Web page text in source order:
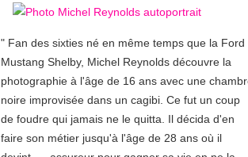
" Fan des sixties né en même temps que la Ford
Mustang Shelby, Michel Reynolds découvre la
photographie à l'âge de 16 ans avec une
noire improvisée dans un cagibi. Ce fut un coup
de foudre qui jamais ne le quitta. Il décida d'en
faire son métier jusqu'à l'âge de 28 ans où il